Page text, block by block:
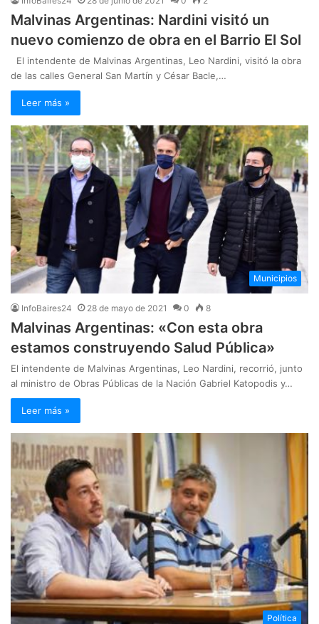
Malvinas Argentinas: Nardini visitó un
nuevo comienzo de obra en el Barrio El Sol
El intendente de Malvinas Argentinas, Leo Nardini, visitó la obra
de las calles General San Martín y César Bacle,…
Leer más »
Municipios
InfoBaires24 28 de mayo de 2021 0 8
Malvinas Argentinas: «Con esta obra
estamos construyendo Salud Pública»
El intendente de Malvinas Argentinas, Leo Nardini, recorrió, junto
al ministro de Obras Públicas de la Nación Gabriel Katopodis y…
Leer más »
Política